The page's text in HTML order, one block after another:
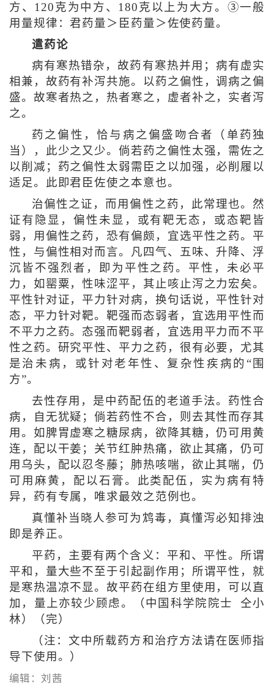
方、120克为中方、180克以上为大方。③一般
用量规律：君药量＞臣药量＞佐使药量。
遣药论
病有寒热错杂，故药有寒热并用；病有虚实
相兼，故药有补泻共施。以药之偏性，调病之偏
盛。故寒者热之，热者寒之，虚者补之，实者泻
之。
药之偏性，恰与病之偏盛吻合者（单药独
当），此少之又少。倘若药之偏性太强，需佐之
以削减；药之偏性太弱需臣之以加强，必削履以
适足。此即君臣佐使之本意也。
治偏性之证，而用偏性之药，此常理也。然
证有隐显，偏性未显，或有靶无态，或态靶皆
弱，用偏性之药，恐有偏颇，宜选平性之药。平
性，与偏性相对而言。凡四气、五味、升降、浮
沉皆不强烈者，即为平性之药。平性，未必平
力，如罂粟，性味涩平，其止咳止泻之力宏矣。
平性针对证，平力针对病，换句话说，平性针对
态，平力针对靶。靶强而态弱者，宜选用平性而
不平力之药。态强而靶弱者，宜选用平力而不平
性之药。研究平性、平力之药，很有必要，尤其
是治未病，或针对老年性、复杂性疾病的“围
方”。
去性存用，是中药配伍的老道手法。药性合
病，自无犹疑；倘若药性不合，则去其性而存其
用。如脾胃虚寒之糖尿病，欲降其糖，仍可用黄
连，配以干姜；关节红肿热痛，欲止其痛，仍可
用乌头，配以忍冬藤；肺热咳喘，欲止其喘，仍
可用麻黄，配以石膏。此类配伍，实为病有特
异，药有专属，唯求最效之范例也。
真懂补当晓人参可为鸩毒，真懂泻必知排浊
即是养正。
平药，主要有两个含义：平和、平性。所谓
平和，量大些不至于引起副作用；所谓平性，就
是寒热温凉不显。故平药在组方里使用，可以直
加，量上亦较少顾虑。（中国科学院院士 仝小
林）（完）
（注：文中所载药方和治疗方法请在医师指
导下使用。）
编辑：刘茜